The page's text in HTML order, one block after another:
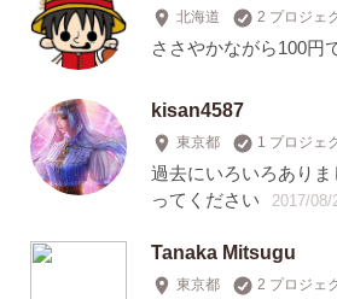
北海道 2 プロジェ
ささやかながら100円
kisan4587
東京都 1 プロジェ
過去にいろいろあり
ってください
2017/08/
Tanaka Mitsugu
東京都 2 プロジェ